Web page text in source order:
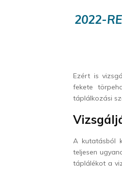
2022-
Ezért is
fekete
táplálkozási
A kutatásból
teljesen
táplálékot a